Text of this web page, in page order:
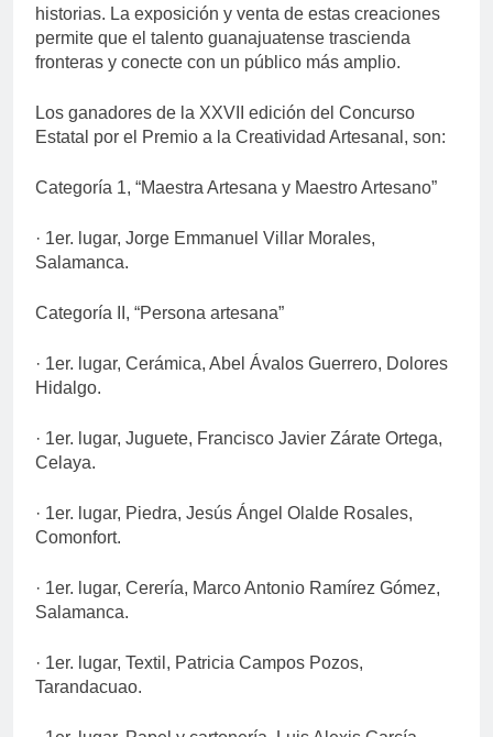
historias. La exposición y venta de estas creaciones
permite que el talento guanajuatense trascienda
fronteras y conecte con un público más amplio.
Los ganadores de la XXVII edición del Concurso
Estatal por el Premio a la Creatividad Artesanal, son:
Categoría 1, “Maestra Artesana y Maestro Artesano”
· 1er. lugar, Jorge Emmanuel Villar Morales,
Salamanca.
Categoría II, “Persona artesana”
· 1er. lugar, Cerámica, Abel Ávalos Guerrero, Dolores
Hidalgo.
· 1er. lugar, Juguete, Francisco Javier Zárate Ortega,
Celaya.
· 1er. lugar, Piedra, Jesús Ángel Olalde Rosales,
Comonfort.
· 1er. lugar, Cerería, Marco Antonio Ramírez Gómez,
Salamanca.
· 1er. lugar, Textil, Patricia Campos Pozos,
Tarandacuao.